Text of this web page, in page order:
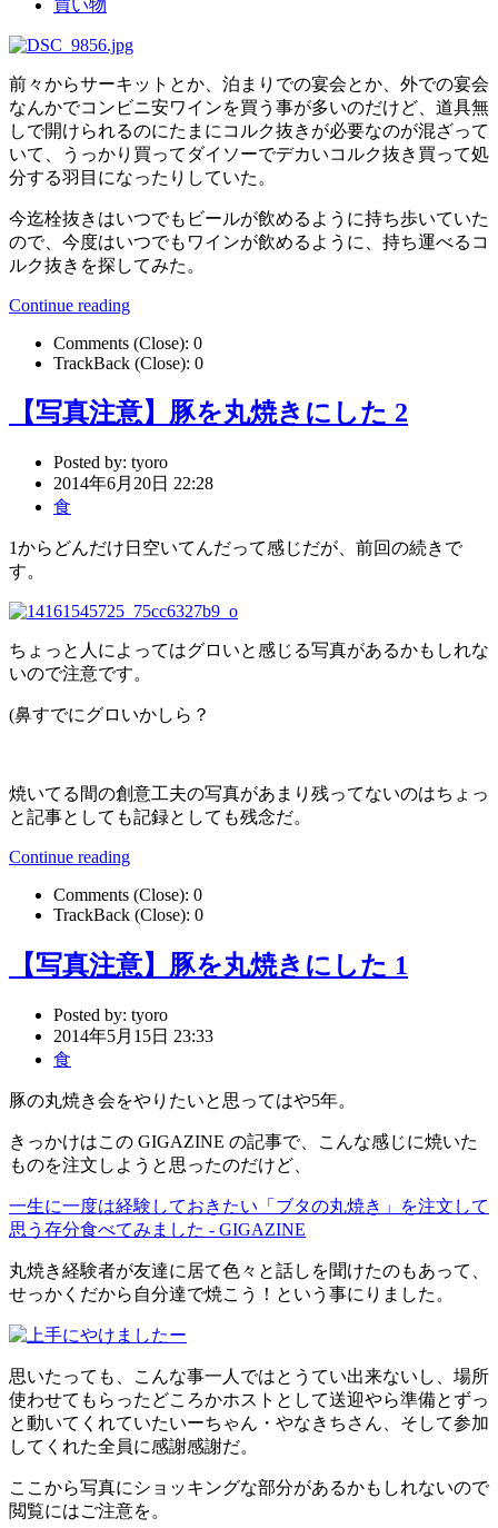
買い物
前々からサーキットとか、泊まりでの宴会とか、外での宴会
なんかでコンビニ安ワインを買う事が多いのだけど、道具無
しで開けられるのにたまにコルク抜きが必要なのが混ざって
いて、うっかり買ってダイソーでデカいコルク抜き買って処
分する羽目になったりしていた。
今迄栓抜きはいつでもビールが飲めるように持ち歩いていた
ので、今度はいつでもワインが飲めるように、持ち運べるコ
ルク抜きを探してみた。
Continue reading
Comments (Close): 0
TrackBack (Close): 0
【写真注意】豚を丸焼きにした 2
Posted by: tyoro
2014年6月20日 22:28
食
1からどんだけ日空いてんだって感じだが、前回の続きで
す。
ちょっと人によってはグロいと感じる写真があるかもしれな
いので注意です。
(鼻すでにグロいかしら？
焼いてる間の創意工夫の写真があまり残ってないのはちょっ
と記事としても記録としても残念だ。
Continue reading
Comments (Close): 0
TrackBack (Close): 0
【写真注意】豚を丸焼きにした 1
Posted by: tyoro
2014年5月15日 23:33
食
豚の丸焼き会をやりたいと思ってはや5年。
きっかけはこの GIGAZINE の記事で、こんな感じに焼いた
ものを注文しようと思ったのだけど、
一生に一度は経験しておきたい「ブタの丸焼き」を注文して
思う存分食べてみました - GIGAZINE
丸焼き経験者が友達に居て色々と話しを聞けたのもあって、
せっかくだから自分達で焼こう！という事にりました。
思いたっても、こんな事一人ではとうてい出来ないし、場所
使わせてもらったどころかホストとして送迎やら準備とずっ
と動いてくれていたいーちゃん・やなきちさん、そして参加
してくれた全員に感謝感謝だ。
ここから写真にショッキングな部分があるかもしれないので
閲覧にはご注意を。